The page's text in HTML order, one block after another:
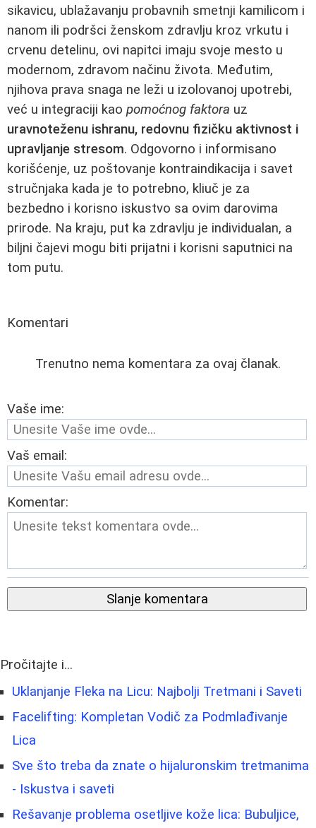
sikavicu, ublažavanju probavnih smetnji kamilicom i
nanom ili podršci ženskom zdravlju kroz vrkutu i
crvenu detelinu, ovi napitci imaju svoje mesto u
modernom, zdravom načinu života. Međutim,
njihova prava snaga ne leži u izolovanoj upotrebi,
već u integraciji kao pomoćnog faktora uz
uravnoteženu ishranu, redovnu fizičku aktivnost i
upravljanje stresom. Odgovorno i informisano
korišćenje, uz poštovanje kontraindikacija i savet
stručnjaka kada je to potrebno, kliuč je za
bezbedno i korisno iskustvo sa ovim darovima
prirode. Na kraju, put ka zdravlju je individualan, a
biljni čajevi mogu biti prijatni i korisni saputnici na
tom putu.
Komentari
Trenutno nema komentara za ovaj članak.
Vaše ime:
Vaš email:
Komentar:
Slanje komentara
Pročitajte i...
Uklanjanje Fleka na Licu: Najbolji Tretmani i Saveti
Facelifting: Kompletan Vodič za Podmlađivanje
Lica
Sve što treba da znate o hijaluronskim tretmanima
- Iskustva i saveti
Rešavanje problema osetljive kože lica: Bubuljice,